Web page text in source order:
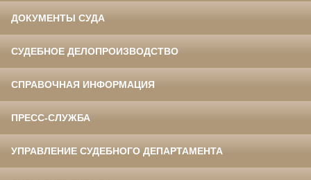
ДОКУМЕНТЫ СУДА
СУДЕБНОЕ ДЕЛОПРОИЗВОДСТВО
СПРАВОЧНАЯ ИНФОРМАЦИЯ
ПРЕСС-СЛУЖБА
УПРАВЛЕНИЕ СУДЕБНОГО ДЕПАРТАМЕНТА